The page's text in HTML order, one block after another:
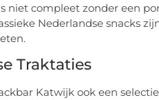
niet compleet zonder een
Nederlandse snacks
Traktaties
Katwijk ook een